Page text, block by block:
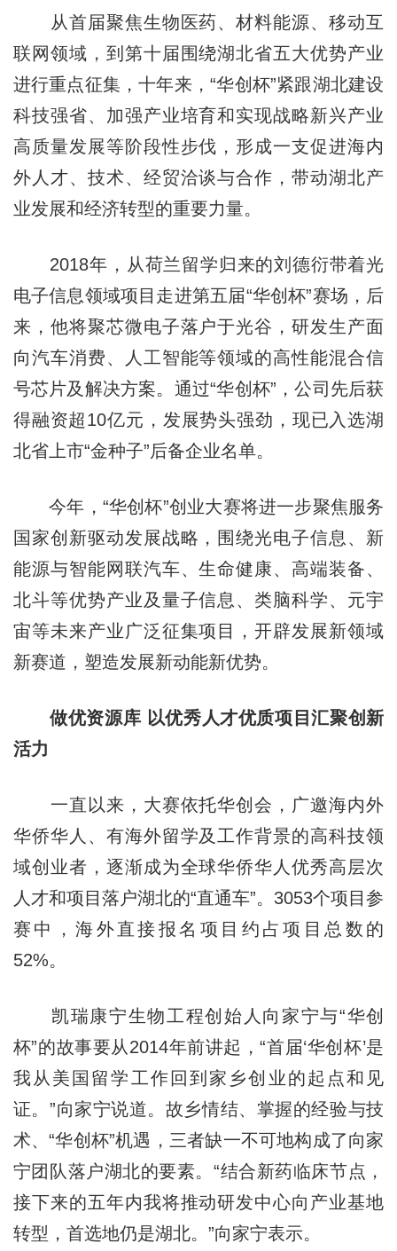
从首届聚焦生物医药、材料能源、移动互
联网领域，到第十届围绕湖北省五大优势产业
进行重点征集，十年来，“华创杯”紧跟湖北建设
科技强省、加强产业培育和实现战略新兴产业
高质量发展等阶段性步伐，形成一支促进海内
外人才、技术、经贸洽谈与合作，带动湖北产
业发展和经济转型的重要力量。
2018年，从荷兰留学归来的刘德衍带着光
电子信息领域项目走进第五届“华创杯”赛场，后
来，他将聚芯微电子落户于光谷，研发生产面
向汽车消费、人工智能等领域的高性能混合信
号芯片及解决方案。通过“华创杯”，公司先后获
得融资超10亿元，发展势头强劲，现已入选湖
北省上市“金种子”后备企业名单。
今年，“华创杯”创业大赛将进一步聚焦服务
国家创新驱动发展战略，围绕光电子信息、新
能源与智能网联汽车、生命健康、高端装备、
北斗等优势产业及量子信息、类脑科学、元宇
宙等未来产业广泛征集项目，开辟发展新领域
新赛道，塑造发展新动能新优势。
做优资源库 以优秀人才优质项目汇聚创新
活力
一直以来，大赛依托华创会，广邀海内外
华侨华人、有海外留学及工作背景的高科技领
域创业者，逐渐成为全球华侨华人优秀高层次
人才和项目落户湖北的“直通车”。3053个项目参
赛中，海外直接报名项目约占项目总数的
52%。
凯瑞康宁生物工程创始人向家宁与“华创
杯”的故事要从2014年前讲起，“首届‘华创杯’是
我从美国留学工作回到家乡创业的起点和见
证。”向家宁说道。故乡情结、掌握的经验与技
术、“华创杯”机遇，三者缺一不可地构成了向家
宁团队落户湖北的要素。“结合新药临床节点，
接下来的五年内我将推动研发中心向产业基地
转型，首选地仍是湖北。”向家宁表示。